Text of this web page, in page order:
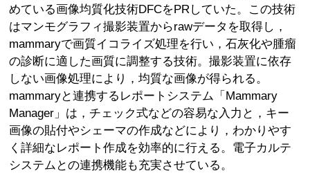
めている画像均質化技術DFCをPRしていた。この技術
はマンモグラフィ撮影装置からrawデータを取得し，
mammaryで画質イコライズ処理を行い，石灰化や腫瘤
の診断に適した画質に調整する技術。撮影装置に依存
しない画像処理により，均質な画像が得られる。
mammaryと連携するレポートシステム「Mammary
Manager」は，チェック式などの容易な入力と，キー
画像の貼付やシェーマの作成などにより，わかりやす
く詳細なレポート作成を効率的に行える。電子カルテ
システムとの連携機能も充実させている。